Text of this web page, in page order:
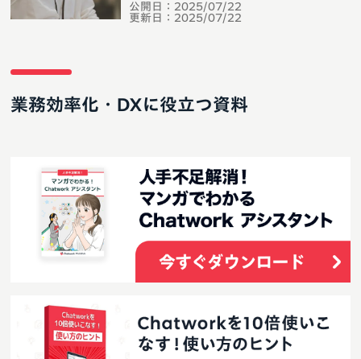
公開日： 2025/07/22
更新日： 2025/07/22
業務効率化・DXに役立つ資料